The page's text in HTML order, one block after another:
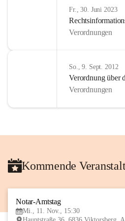
Fr., 30. Juni 2023
Verordnungen
So., 9. Sept. 2012
Verordnung über
Verordnungen
Kommende
Notar-Amtstag
Mi., 11. Nov., 15:30